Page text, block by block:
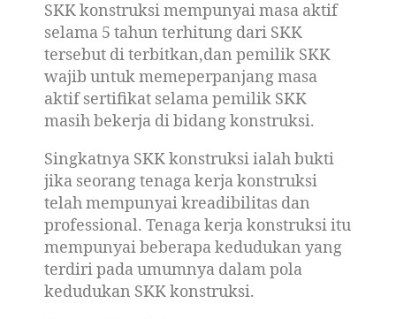
SKK konstruksi mempunyai masa aktif
selama 5 tahun terhitung dari SKK
tersebut di terbitkan,dan pemilik SKK
wajib untuk memeperpanjang masa
aktif sertifikat selama pemilik SKK
masih bekerja di bidang konstruksi.
Singkatnya SKK konstruksi ialah bukti
jika seorang tenaga kerja konstruksi
telah mempunyai kreadibilitas dan
professional. Tenaga kerja konstruksi itu
mempunyai beberapa kedudukan yang
terdiri pada umumnya dalam pola
kedudukan SKK konstruksi.